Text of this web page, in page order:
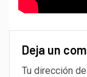
Deja un
Tu dirección